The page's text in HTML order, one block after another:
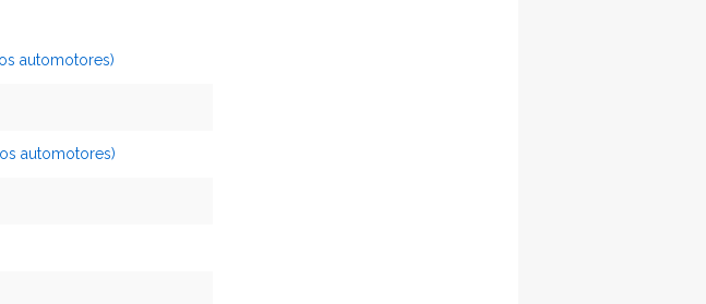
automotores)
automotores)